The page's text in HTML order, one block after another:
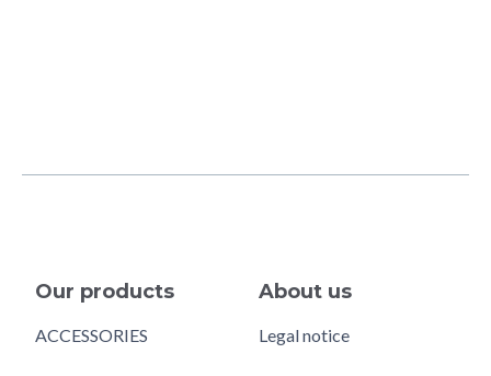
Our products
ACCESSORIES
About us
Legal notice